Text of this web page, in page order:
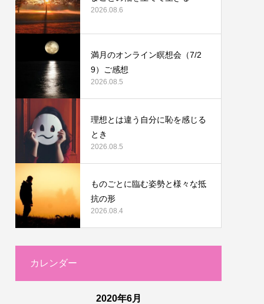
2026.08.6
満月のオンライン瞑想会（7/2
9）ご感想
2026.08.5
理想とは違う自分に恥を感じる
とき
2026.08.5
ものごとに臨む姿勢と様々な抵
抗の形
2026.08.4
カレンダー
2020年6月